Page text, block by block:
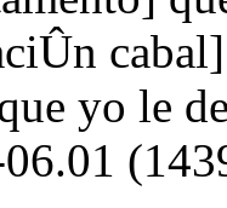
yo le